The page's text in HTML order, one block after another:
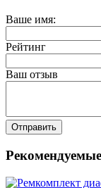
Ваше имя:
Рейтинг
Ваш отзыв
Отправить